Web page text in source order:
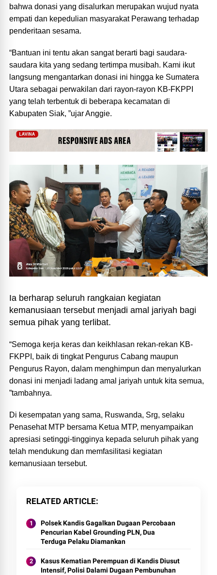
bahwa donasi yang disalurkan merupakan wujud nyata
empati dan kepedulian masyarakat Perawang terhadap
penderitaan sesama.
“Bantuan ini tentu akan sangat berarti bagi saudara-
saudara kita yang sedang tertimpa musibah. Kami ikut
langsung mengantarkan donasi ini hingga ke Sumatera
Utara sebagai perwakilan dari rayon-rayon KB-FKPPI
yang telah terbentuk di beberapa kecamatan di
Kabupaten Siak, ”ujar Anggie.
Ia berharap seluruh rangkaian kegiatan
kemanusiaan tersebut menjadi amal jariyah bagi
semua pihak yang terlibat.
“Semoga kerja keras dan keikhlasan rekan-rekan KB-
FKPPI, baik di tingkat Pengurus Cabang maupun
Pengurus Rayon, dalam menghimpun dan menyalurkan
donasi ini menjadi ladang amal jariyah untuk kita semua,
”tambahnya.
Di kesempatan yang sama, Ruswanda, Srg, selaku
Penasehat MTP bersama Ketua MTP, menyampaikan
apresiasi setinggi-tingginya kepada seluruh pihak yang
telah mendukung dan memfasilitasi kegiatan
kemanusiaan tersebut.
RELATED ARTICLE
Polsek Kandis Gagalkan Dugaan Percobaan
Pencurian Kabel Grounding PLN, Dua
Terduga Pelaku Diamankan
Kasus Kematian Perempuan di Kandis Diusut
Intensif, Polisi Dalami Dugaan Pembunuhan